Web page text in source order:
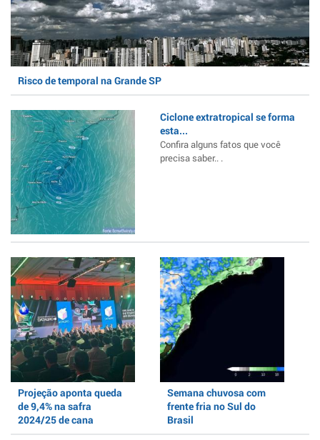
Risco de temporal na Grande SP
Ciclone extratropical se forma
esta...
Confira alguns fatos que você
precisa saber.. .
Projeção aponta queda
de 9,4% na safra
2024/25 de cana
Semana chuvosa com
frente fria no Sul do
Brasil